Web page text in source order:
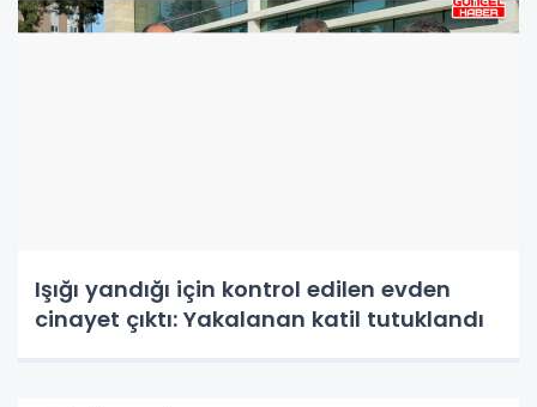
Işığı yandığı için kontrol edilen evden
cinayet çıktı: Yakalanan katil tutuklandı